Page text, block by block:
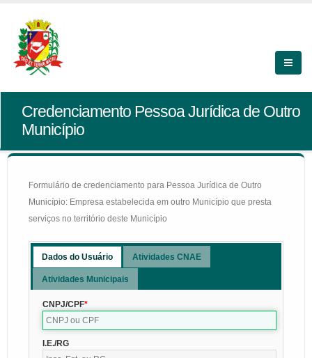
Credenciamento Pessoa Jurídica de Outro
Município
Formulário de credenciamento para Pessoa Jurídica de Outro
Município: Empresa estabelecida em outro Município que presta
serviços no território deste Município
Dados do Usuário Atividades CNAE
Atividades Municipais
CNPJ/CPF
I.E./RG